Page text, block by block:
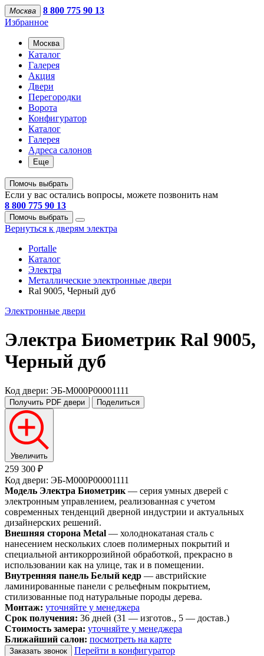
Москва
8 800 775 90 13
Избранное
Москва
Каталог
Галерея
Акция
Двери
Перегородки
Ворота
Конфигуратор
Каталог
Галерея
Адреса салонов
Еще
Помочь выбрать
Если у вас остались вопросы, можете позвонить нам
8 800 775 90 13
Помочь выбрать
Вернуться к дверям электра
Portalle
Каталог
Электра
Металлические электронные двери
Ral 9005, Черный дуб
Электронные двери
Электра Биометрик Ral 9005,
Черный дуб
Код двери: ЭБ-M000P00001111
Получить PDF двери Поделиться
Увеличить
259 300 ₽
Код двери: ЭБ-M000P00001111
Модель Электра Биометрик — серия умных дверей с
электронным управлением, реализованная с учетом
современных тенденций дверной индустрии и актуальных
дизайнерских решений.
Внешняя сторона Metal — холоднокатаная сталь с
нанесением нескольких слоев полимерных покрытий и
специальной антикоррозийной обработкой, прекрасно в
использовании как на улице, так и в помещении.
Внутренняя панель Белый кедр — австрийские
ламинированные панели с рельефным покрытием,
стилизованные под натуральные породы дерева.
Монтаж: уточняйте у менеджера
Срок получения: 36 дней (31 — изготов., 5 — достав.)
Стоимость замера: уточняйте у менеджера
Ближайший салон: посмотреть на карте
Заказать звонок
Перейти в конфигуратор